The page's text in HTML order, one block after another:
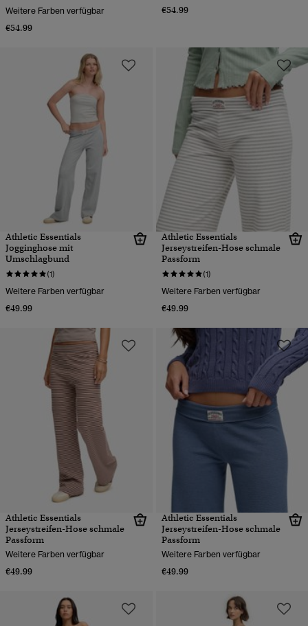
Weitere Farben verfügbar
€54.99
€54.99
Athletic Essentials
Jogginghose mit
Umschlagbund
(1)
Weitere Farben verfügbar
€49.99
Athletic Essentials
Jerseystreifen-Hose schmale
Passform
(1)
Weitere Farben verfügbar
€49.99
Athletic Essentials
Jerseystreifen-Hose schmale
Passform
Weitere Farben verfügbar
€49.99
Athletic Essentials
Jerseystreifen-Hose schmale
Passform
Weitere Farben verfügbar
€49.99